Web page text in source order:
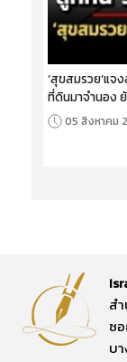
‘สุขสมรวย’แจ
ที่ดินมาจำนอง
05 สิงหาคม
ส
ซ
บ